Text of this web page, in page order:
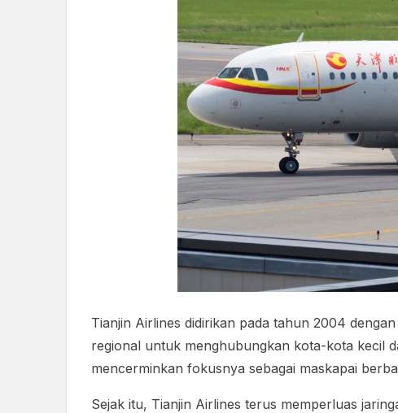
Tianjin Airlines didirikan pada tahun 2004
regional untuk menghubungkan kota-kota kecil
mencerminkan fokusnya sebagai maskapai
Sejak itu, Tianjin Airlines terus memperluas